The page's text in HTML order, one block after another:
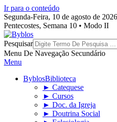
Ir para o conteúdo
Segunda-Feira, 10 de agosto de
Pentecostes, Semana 10 • Modo II
Byblos
Pesquisar
Menu De Navegação Secundário
Menu
ByblosBiblioteca
► Catequese
► Cursos
► Doc. da Igreja
► Doutrina Social